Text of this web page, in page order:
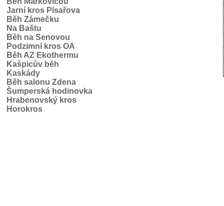
Jarní kros Písařova
Běh Zámečku
Na Baštu
Běh na Senovou
Podzimní kros OA
Běh AZ Ekothermu
Kašpicův běh
Kaskády
Běh salonu Zdena
Šumperská hodinovka
Hrabenovský kros
Horokros